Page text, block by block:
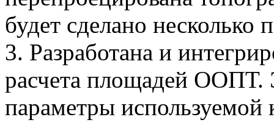
будет сделано несколько
3. Разработана и
расчета площадей ООПТ.
параметры используемой